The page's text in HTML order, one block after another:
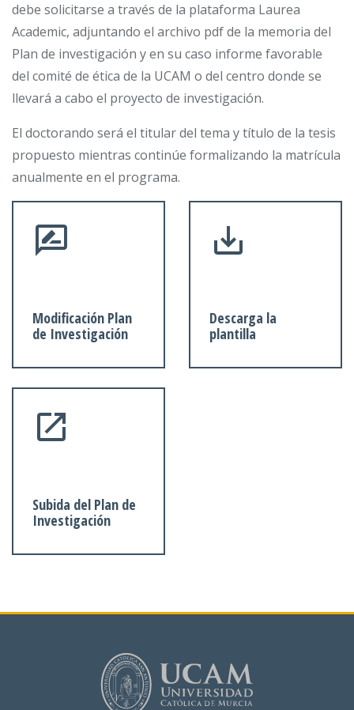
debe solicitarse a través de la plataforma Laurea
Academic, adjuntando el archivo pdf de la memoria del
Plan de investigación y en su caso informe favorable
del comité de ética de la UCAM o del centro donde se
llevará a cabo el proyecto de investigación.
El doctorando será el titular del tema y título de la tesis
propuesto mientras continúe formalizando la matrícula
anualmente en el programa.
Modificación Plan
de Investigación
Descarga la
plantilla
Subida del Plan de
Investigación